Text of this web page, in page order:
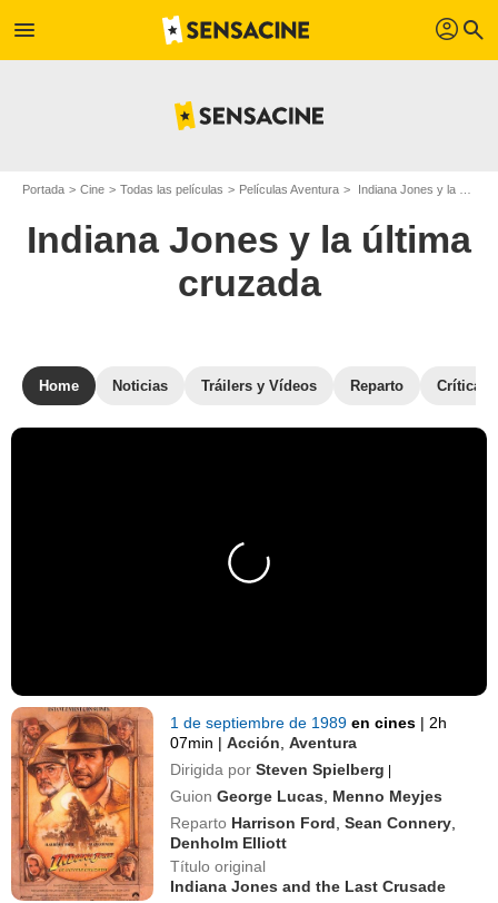
menu profil search
Portada Cine Todas las películas Películas Aventura Indiana Jones y la última cruzada
Indiana Jones y la última
cruzada
Home Noticias Tráilers y Vídeos Reparto Críticas
1 de septiembre de 1989en cines | 2h
07min | Acción ,Aventura
Dirigida por Steven Spielberg |
Guion George Lucas
Menno Meyjes
Reparto Harrison Ford ,Sean Connery
Denholm Elliott
Título original
Indiana Jones and the Last Crusade